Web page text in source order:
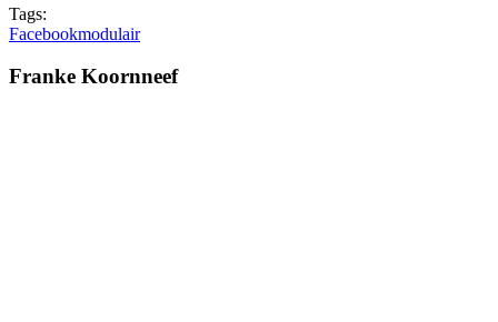
Tags:
Facebookmodulair
Franke Koornneef